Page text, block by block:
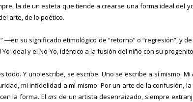
la de un esteta que tiende a crearse una forma ideal del
arte, de lo poético.
su significado etimológico de “retorno” o “regresión”, y
ideal y el No-Yo, idéntico a la fusión del niño con su
todo. Y uno escribe, se escribe. Uno se escribe a sí mismo. Mi
mi infidelidad a mí mismo. Por un arte de la confusión,
la forma. El arsde un artista desenraizado, siempre